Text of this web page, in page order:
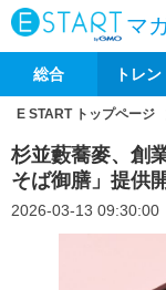
マ
総合 トレン
E START トップページ
杉並藪蕎麥、創
そば御膳」提供
2026-03-13 09:30:00